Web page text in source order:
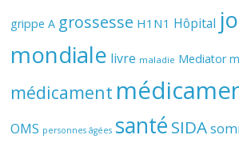
grippe A grossesse H1N1 Hôpital
mondiale livre maladie Mediator
médicament
OMS personnes âgées santé SIDA